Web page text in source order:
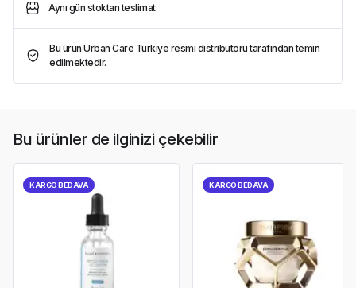
Aynı gün stoktan teslimat
Bu ürün Urban Care Türkiye resmi distribütörü tarafından temin
edilmektedir.
Bu ürünler de ilginizi çekebilir
KARGO BEDAVA KARGO BEDAVA